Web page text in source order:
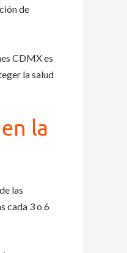
de
CDMX es
la salud
la
las
cada 3 o 6